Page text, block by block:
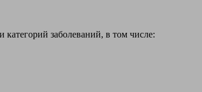
заболеваний, в том числе: